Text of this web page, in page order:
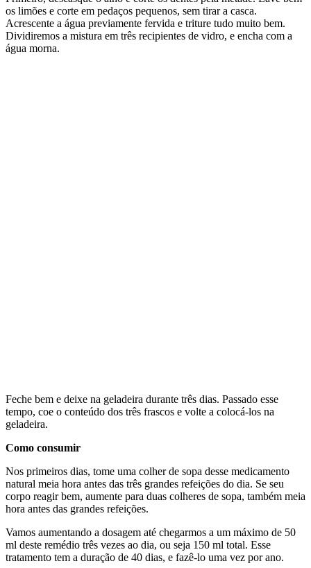
os limões e corte em pedaços pequenos, sem tirar a casca.
Acrescente a água previamente fervida e triture tudo muito bem.
Dividiremos a mistura em três recipientes de vidro, e encha com a
água morna.
Feche bem e deixe na geladeira durante três dias. Passado esse
tempo, coe o conteúdo dos três frascos e volte a colocá-los na
geladeira.
Como consumir
Nos primeiros dias, tome uma colher de sopa desse medicamento
natural meia hora antes das três grandes refeições do dia. Se seu
corpo reagir bem, aumente para duas colheres de sopa, também meia
hora antes das grandes refeições.
Vamos aumentando a dosagem até chegarmos a um máximo de 50
ml deste remédio três vezes ao dia, ou seja 150 ml total. Esse
tratamento tem a duração de 40 dias, e fazê-lo uma vez por ano.